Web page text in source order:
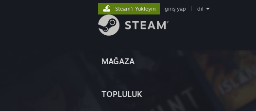
MAĞAZA
TOPLULUK
Steam'i Yükleyin giriş yap dil